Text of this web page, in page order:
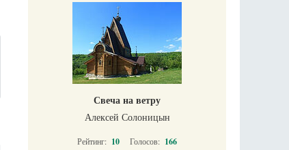
Свеча на ветру
Алексей Солоницын
Рейтинг: 10 Голосов: 166